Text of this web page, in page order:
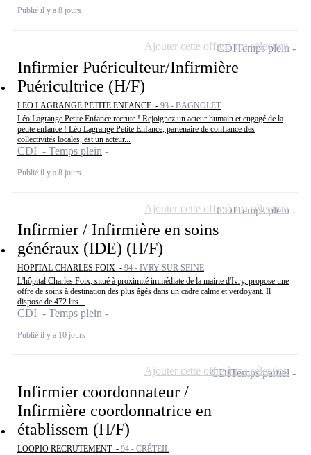
Publié il y a 8 jours
Infirmier Puériculteur/Infirmière
Puéricultrice (H/F)
LEO LAGRANGE PETITE ENFANCE - 93 - BAGNOLET
Léo Lagrange Petite Enfance recrute ! Rejoignez un acteur humain et engagé de la
petite enfance ! Léo Lagrange Petite Enfance, partenaire de confiance des
collectivités locales, est un acteur...
CDI - Temps plein
Publié il y a 8 jours
CDITemps plein
Ajouter cette offre à ma sélection
Infirmier / Infirmière en soins
généraux (IDE) (H/F)
HOPITAL CHARLES FOIX - 94 - IVRY SUR SEINE
L'hôpital Charles Foix, situé à proximité immédiate de la mairie d'Ivry, propose une
offre de soins à destination des plus âgés dans un cadre calme et verdoyant. Il
dispose de 472 lits...
CDI - Temps plein
Publié il y a 10 jours
CDITemps plein
Ajouter cette offre à ma sélection
Infirmier coordonnateur /
Infirmière coordonnatrice en
établissem (H/F)
LOOPIO RECRUTEMENT - 94 - CRÉTEIL
CDITemps partiel
Ajouter cette offre à ma sélection